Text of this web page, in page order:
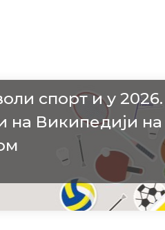
спорт и у 2026.
на Википедији на